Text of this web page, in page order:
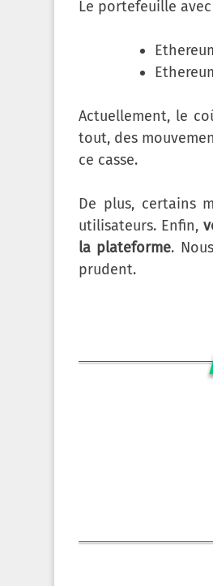
Le portefeuille
Actuellement, le
tout, des
ce casse.
De plus, certains
utilisateurs. Enfin,
la plateforme.
prudent.